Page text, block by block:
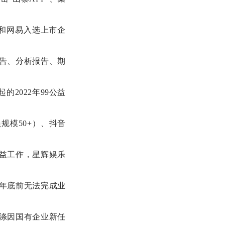
网易入选上市企
、分析报告、期
的2022年99公益
模50+）、抖音
工作，星辉娱乐
底前无法完成业
因国有企业新任